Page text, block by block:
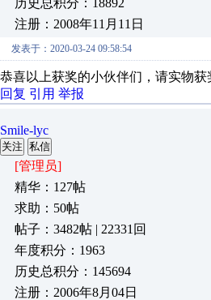
历史总积分：18892
注册：2008年11月11日
发表于：2020-03-24 09:58:54
恭喜以上获奖的小伙伴们，请实物
回复 引用 举报
Smile-lyc
关注 私信
[管理员]
精华：127帖
求助：50帖
帖子：3482帖 | 22331回
年度积分：1963
历史总积分：145694
注册：2006年8月04日